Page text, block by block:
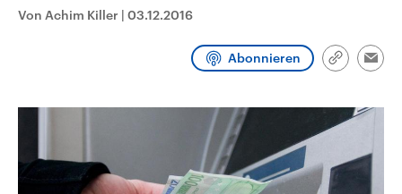
Umfragen, Prognosen,
Wahlprogramme, aktuelle Berichte
und Kandidaten der anstehenden
Von Achim Killer | 03.12.2016
Abonnieren
Link